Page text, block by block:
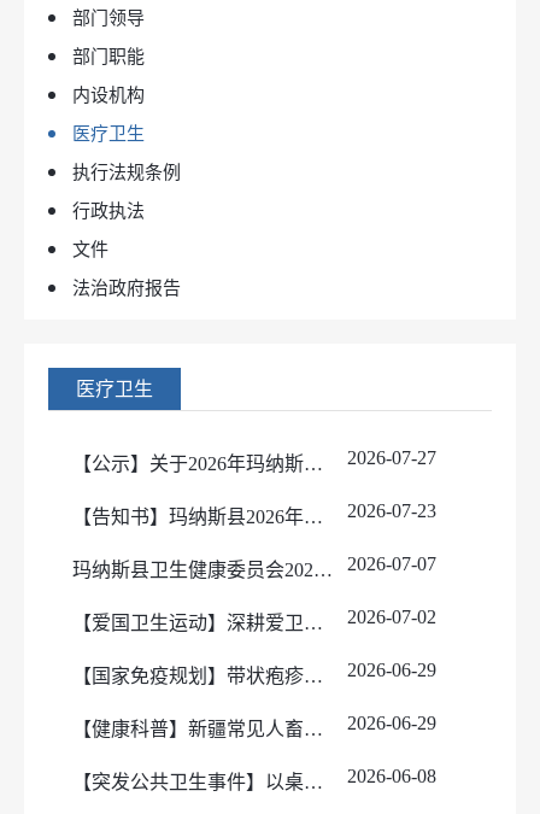
部门领导
部门职能
内设机构
医疗卫生
执行法规条例
行政执法
文件
法治政府报告
医疗卫生
【公示】关于2026年玛纳斯县“凤城聚贤”高层次医疗人才拟引进人员的公示 2026-07-27
【告知书】玛纳斯县2026年育儿补贴申领告知书 2026-07-23
玛纳斯县卫生健康委员会2026年上半年工作开展情况 2026-07-07
【爱国卫生运动】深耕爱卫提质行动 赋能健康机关建设 2026-07-02
【国家免疫规划】带状疱疹疼起来很“要命”，如针扎，似火烧！1个方法有效预防 2026-06-29
【健康科普】新疆常见人畜共患病及日常防控科普宣传 2026-06-29
【突发公共卫生事件】以桌面推演砺精兵 筑牢传染病防控安全线 — 玛纳斯县疾控中心（卫生监督所）组织开展猴痘疫情应急处置桌面推演 2026-06-08